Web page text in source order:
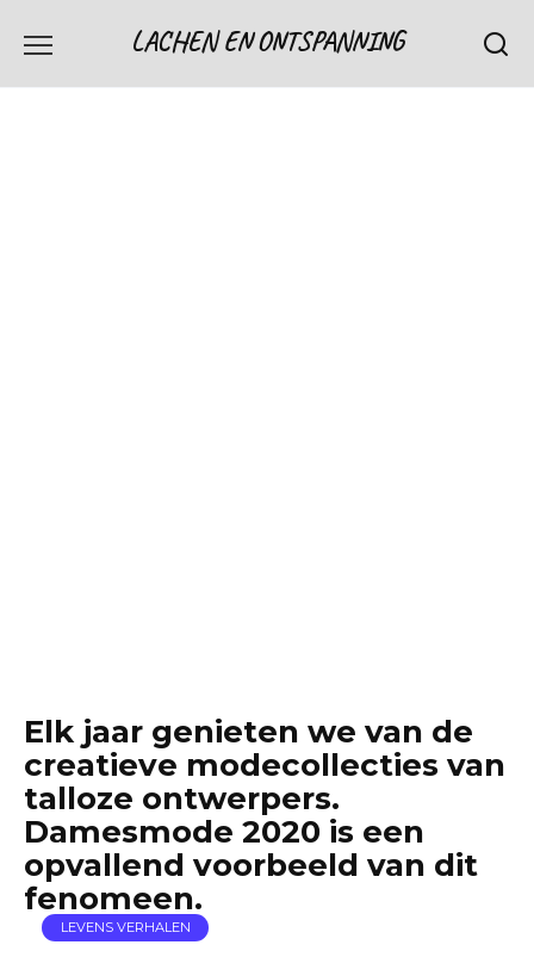
LACHEN EN ONTSPANNING
Elk jaar genieten we van de
creatieve modecollecties van
talloze ontwerpers.
Damesmode 2020 is een
opvallend voorbeeld van dit
fenomeen.
LEVENS VERHALEN